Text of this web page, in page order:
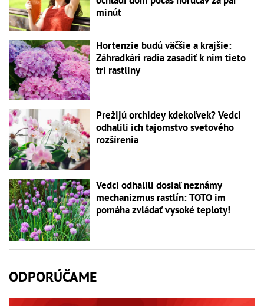
minút
Hortenzie budú väčšie a krajšie:
Záhradkári radia zasadiť k nim tieto
tri rastliny
Prežijú orchidey kdekoľvek? Vedci
odhalili ich tajomstvo svetového
rozšírenia
Vedci odhalili dosiaľ neznámy
mechanizmus rastlín: TOTO im
pomáha zvládať vysoké teploty!
ODPORÚČAME